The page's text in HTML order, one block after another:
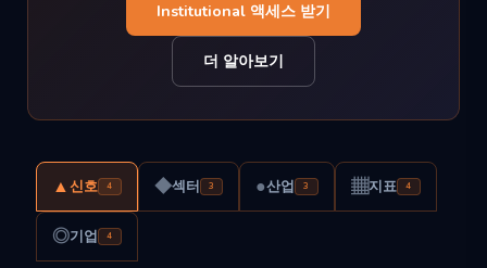
Institutional 액세스 받기
더 알아보기
▲신호 4 ◆섹터 3 ●산업 3 ▦지표 4
◎기업 4